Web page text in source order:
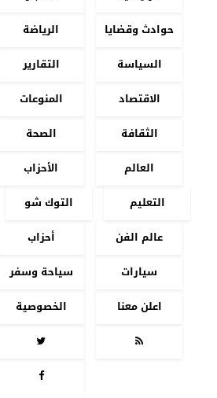
حوادث وقضايا
الرياضة
السياسة
التقارير
الاقتصاد
المنوعات
الثقافة
الصحة
العالم
الأحزاب
التعليم
التوك شو
عالم الفن
أحزاب
سيارات
سياحة وسفر
اعلن معنا
الخصوصية


